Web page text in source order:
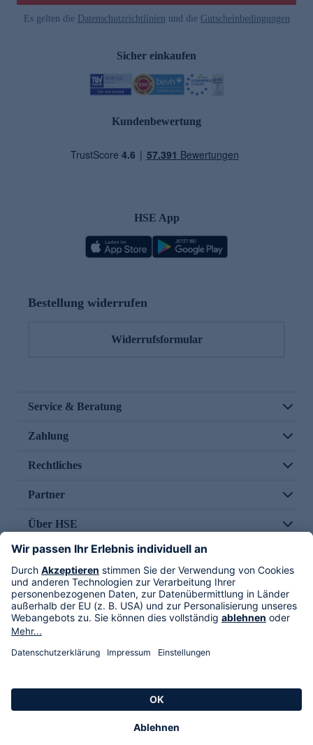
Es gelten die Datenschutzrichtlinien und die Gutscheinbedingungen
Sicher einkaufen
Kundenbewertung
HSE App
Bestellung widerrufen
Widerrufsformular
Service & Beratung
Zahlung
Rechtliches
Partner
Über HSE
Im TV
HSE International